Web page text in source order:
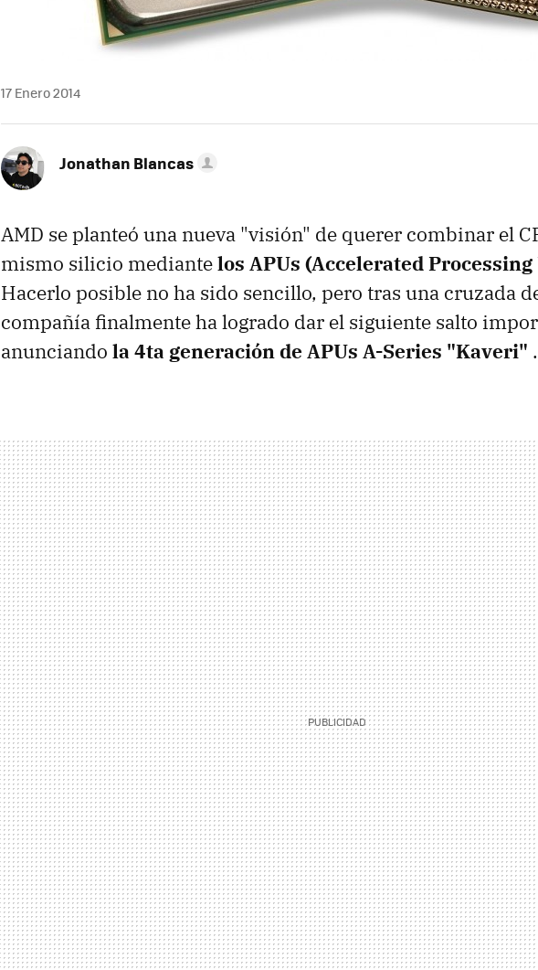
17 Enero 2014
Jonathan Blancas
AMD se planteó una nueva "visión" de querer combinar el
mismo silicio mediantelos APUs (Accelerated
Hacerlo posible no ha sido sencillo, pero tras una cruzada
compañía finalmente ha logrado dar el siguiente salto
anunciando la 4ta generación de APUs A-Series "Kaveri" .